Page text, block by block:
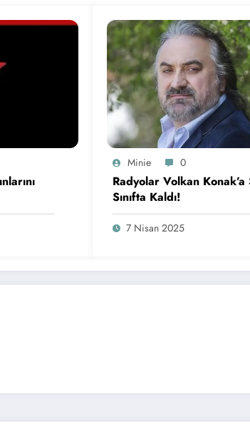
Minie 0
Radyolar Volkan Konak’a
Sınıfta Kaldı!
7 Nisan 2025